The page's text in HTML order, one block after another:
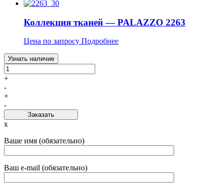
Коллекция тканей — PALAZZO 2263
Цена по запросу Подробнее
Узнать наличие
+
-
+
-
Заказать
x
Ваше имя (обязательно)
Ваш e-mail (обязательно)